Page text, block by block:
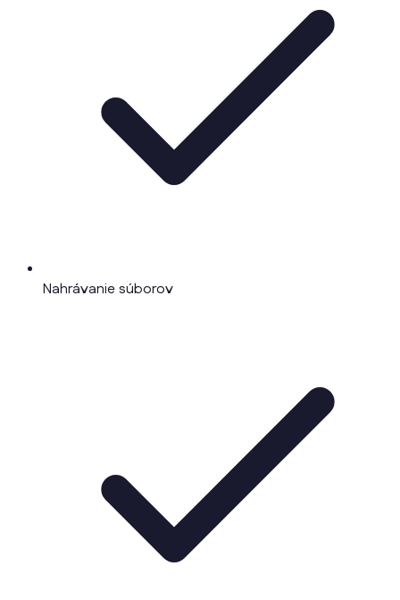
Nahrávanie súborov